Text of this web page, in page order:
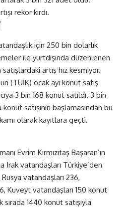
rekor kırdı.
için 250 bin dolarlık
ile yurtdışında düzenlenen
artış hız kesmiyor.
(TÜİK) ocak ayı konut satış
3 bin 168 konut satıldı. 3 bin
satışının başlamasından bu
olarak kayıtlara geçti.
Evrim Kırmızıtaş Başaran’ın
vatandaşları Türkiye’den
vatandaşları 236,
Kuveyt vatandaşları 150 konut
1440 konut satışıyla